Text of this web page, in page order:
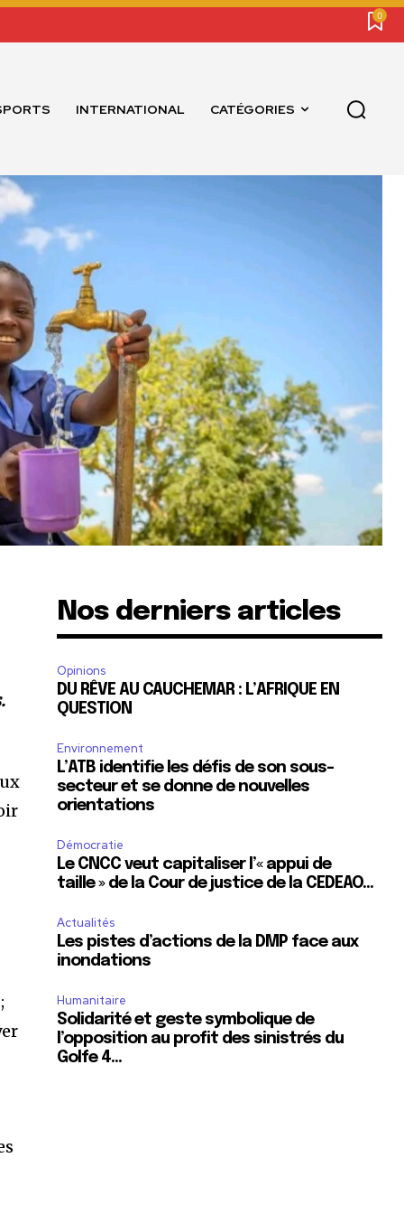
0
INTERNATIONAL CATÉGORIES
Nos derniers articles
Opinions
DU RÊVE AU CAUCHEMAR : L’AFRIQUE EN
QUESTION
Environnement
L’ATB identifie les défis de son sous-
secteur et se donne de nouvelles
orientations
Démocratie
Le CNCC veut capitaliser l’« appui de
taille » de la Cour de justice de la CEDEAO…
Actualités
Les pistes d’actions de la DMP face aux
inondations
Humanitaire
Solidarité et geste symbolique de
l’opposition au profit des sinistrés du
Golfe 4…